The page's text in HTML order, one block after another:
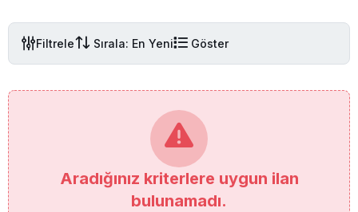
Filtrele Sırala: En Yeni Göster
Aradığınız kriterlere uygun ilan
bulunamadı.